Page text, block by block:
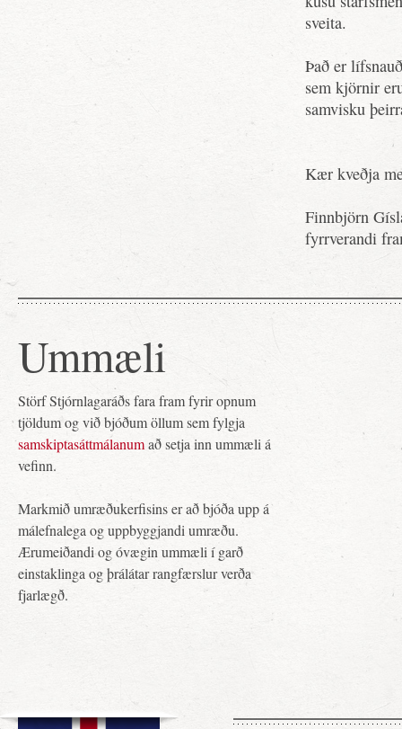
sveita.
Það er
sem kjörnir
samvisku
Kær kveðja
Finnbjörn
fyrrverandi
Ummæli
Störf Stjórnlagaráðs fara fram fyrir opnum
tjöldum og við bjóðum öllum sem fylgja
samskiptasáttmálanumað setja inn ummæli á
vefinn.
Markmið umræðukerfisins er að bjóða upp á
málefnalega og uppbyggjandi umræðu.
Ærumeiðandi og óvægin ummæli í garð
einstaklinga og þrálátar rangfærslur verða
fjarlægð.